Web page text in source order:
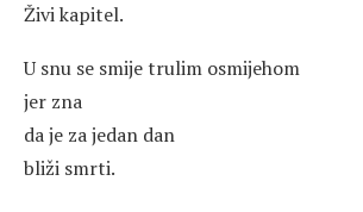
Živi kapitel.
U snu se smije trulim osmijehom
jer zna
da je za jedan dan
bliži smrti.